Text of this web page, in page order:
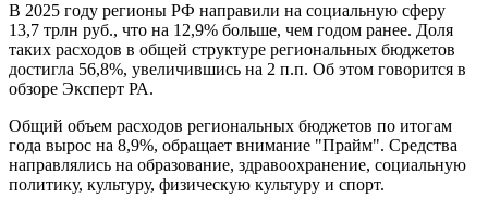
В 2025 году регионы РФ направили на социальную сферу
13,7 трлн руб., что на 12,9% больше, чем годом ранее. Доля
таких расходов в общей структуре региональных бюджетов
достигла 56,8%, увеличившись на 2 п.п. Об этом говорится в
обзоре Эксперт РА.
Общий объем расходов региональных бюджетов по итогам
года вырос на 8,9%, обращает внимание "Прайм". Средства
направлялись на образование, здравоохранение, социальную
политику, культуру, физическую культуру и спорт.